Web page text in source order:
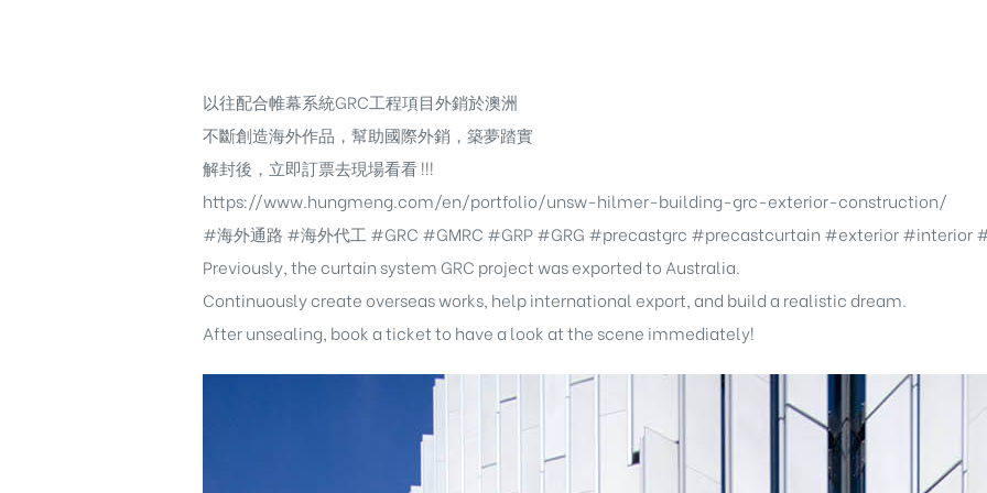
以往配合帷幕系統GRC工程項目外銷於澳洲
不斷創造海外作品，幫助國際外銷，築夢踏實
解封後，立即訂票去現場看看 !!!
https://www.hungmeng.com/en/portfolio/unsw-hilmer-building-grc-exterior-construction/
#海外通路 #海外代工 #GRC #GMRC #GRP #GRG #precastgrc #precastcurtain #exterior #interior
Previously, the curtain system GRC project was exported to Australia.
Continuously create overseas works, help international export, and build a realistic dream.
After unsealing, book a ticket to have a look at the scene immediately!